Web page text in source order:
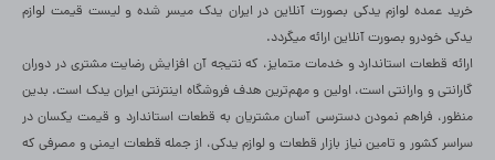
خرید عمده لوازم یدکی بصورت آنلاین در ایران یدک میسر شده و لیست قیمت لوازم
یدکی خودرو بصورت آنلاین ارائه میگردد.
ارائه قطعات استاندارد و خدمات متمایز، که نتیجه آن افزایش رضایت مشتری در دوران
گارانتی و وارانتی است، اولین و مهم‌ترین هدف فروشگاه اینترنتی ایران یدک است. بدین
منظور، فراهم نمودن دسترسی آسان مشتریان به قطعات استاندارد و قیمت یکسان در
سراسر کشور و تامین نیاز بازار قطعات و لوازم یدکی، از جمله قطعات ایمنی و مصرفی که